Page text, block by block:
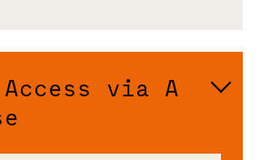
via A